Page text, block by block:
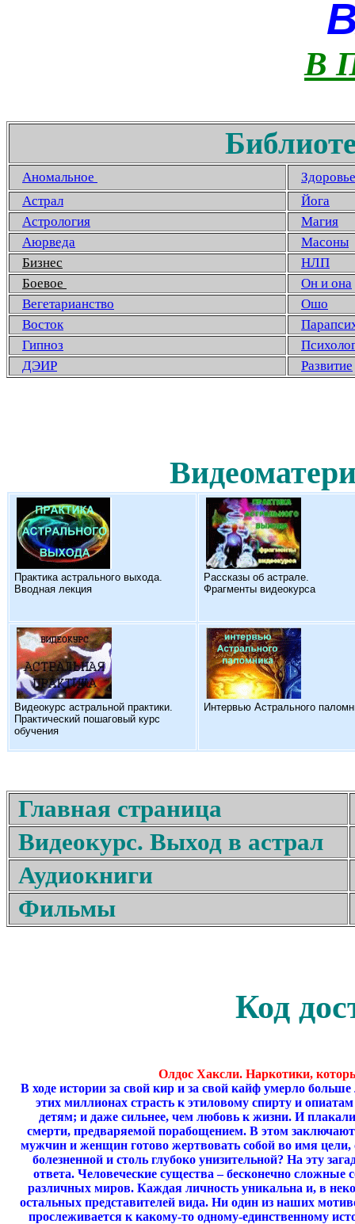
В
Аномальное
Здоровье
Астрал
Йога
Астрология
Магия
Аюрведа
Масоны
Бизнес
НЛП
Боевое
Он и она
Вегетарианство
Ошо
Восток
Гипноз
ДЭИР
Развитие
Практика астрального выхода.
Вводная лекция
Рассказы об астрале.
Фрагменты видеокурса
Видеокурс астральной практики.
Практический пошаговый курс
обучения
Интервью Астрального
Главная страница
Видеокурс. Выход в астрал
Аудиокниги
Фильмы
Код
Олдос Хаксли. Наркотики,
В ходе истории за свой кир и за свой кайф умерло
этих миллионах страсть к этиловому спирту и
детям; и даже сильнее, чем любовь к жизни. И
смерти, предваряемой порабощением. В этом
мужчин и женщин готово жертвовать собой во имя цели,
болезненной и столь глубоко унизительной? На эту
ответа. Человеческие существа – бесконечно
различных миров. Каждая личность уникальна и, в
остальных представителей вида. Ни один из наших
прослеживается к какому-то одному-единственному